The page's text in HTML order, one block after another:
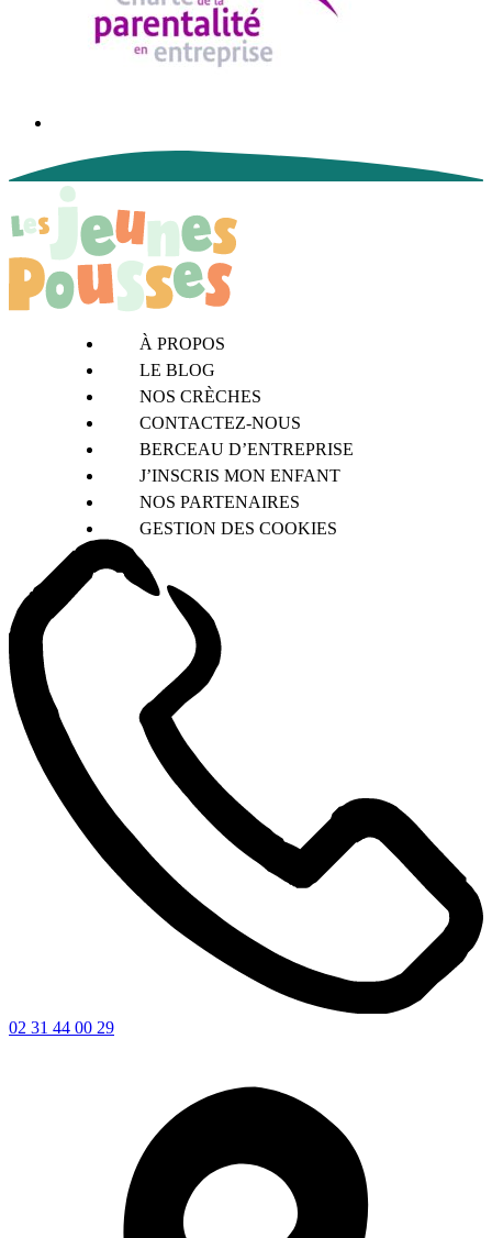
À PROPOS
LE BLOG
NOS CRÈCHES
CONTACTEZ-NOUS
BERCEAU D’ENTREPRISE
J’INSCRIS MON ENFANT
NOS PARTENAIRES
GESTION DES COOKIES
02 31 44 00 29